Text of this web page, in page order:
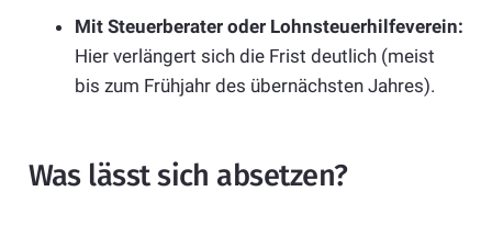
Mit Steuerberater oder Lohnsteuerhilfeverein:
Hier verlängert sich die Frist deutlich (meist
bis zum Frühjahr des übernächsten Jahres).
Was lässt sich absetzen?